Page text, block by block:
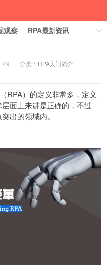
观察
RPA最新资讯
分类： RPA入门简介
RPA）的定义非常多，定义
面上来讲是正确的，不过
出的领域内。